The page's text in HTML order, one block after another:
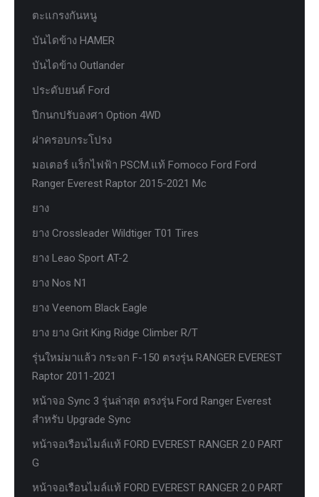
ตะแกรงกันหนู
บันไดข้าง HAMER
บันไดข้าง Outlander
ประดับยนต์ Ford
ปีกนกปรับองศา Option 4WD
ฝาครอบกระโปรง
มอเตอร์ แร็กไฟฟ้า PSCM.แท้ Fomoco Ford Ford
Ranger Everest Raptor 2015-2021 Mc
ยาง
ยาง Crossleader Wildtiger T01 Tires
ยาง Leao Sport AT-2
ยาง Nos N1
ยาง Veenom Black Eagle
ยาง ยาง Grit King Ridge Climber R/T
รุ่นใหม่มาแล้ว กระจก F-150 ตรงรุ่น RANGER EVEREST
Raptor 2011-2021
หน้าจอ Sync 3 รุ่นล่าสุด ตรงรุ่น Ford Ranger Everest
สำหรับ Upgrade Sync
หน้าจอเรือนไมล์แท้ FORD EVEREST RANGER 2.0 PART
G
หน้าจอเรือนไมล์แท้ FORD EVEREST RANGER 2.0 PART